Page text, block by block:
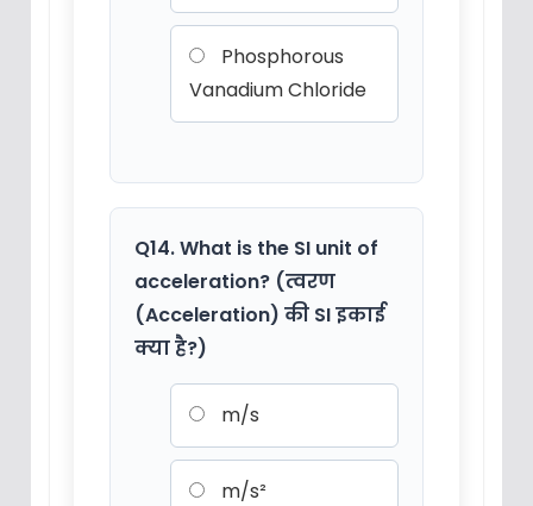
Phosphorous
Vanadium Chloride
Q14. What is the SI unit of
acceleration? (त्वरण
(Acceleration) की SI इकाई
क्या है?)
m/s
m/s²